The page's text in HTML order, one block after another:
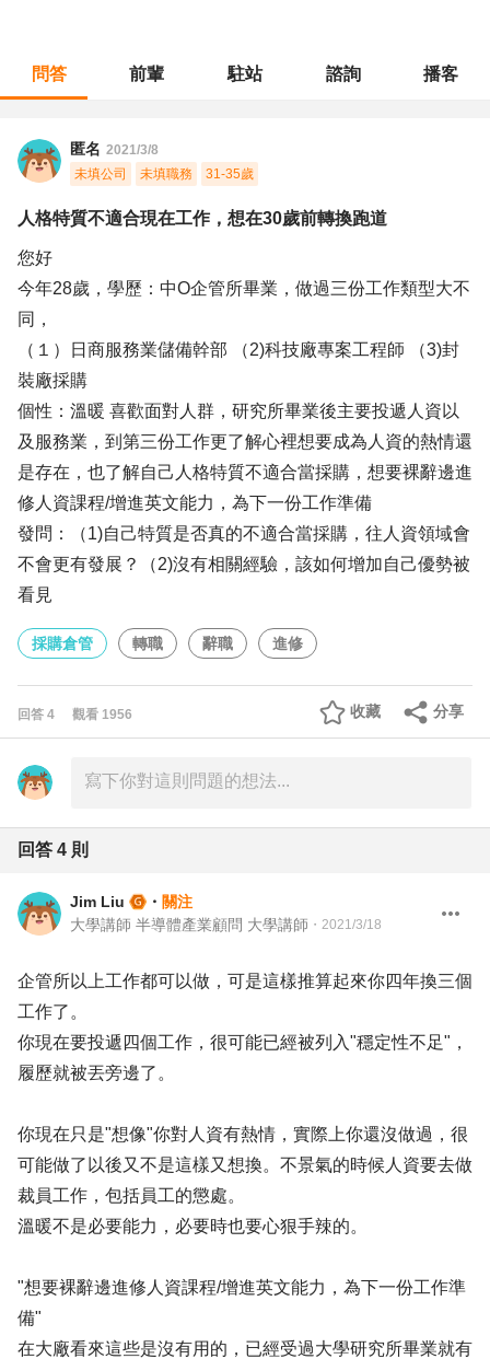
問答 前輩 駐站 諮詢 播客
匿名 2021/3/8
未填公司
未填職務 31-35歲
人格特質不適合現在工作，想在30歲前轉換跑道
您好
今年28歲，學歷：中O企管所畢業，做過三份工作類型大不
同，
（１）日商服務業儲備幹部 （2)科技廠專案工程師 （3)封
裝廠採購
個性：溫暖 喜歡面對人群，研究所畢業後主要投遞人資以
及服務業，到第三份工作更了解心裡想要成為人資的熱情還
是存在，也了解自己人格特質不適合當採購，想要裸辭邊進
修人資課程/增進英文能力，為下一份工作準備
發問：（1)自己特質是否真的不適合當採購，往人資領域會
不會更有發展？（2)沒有相關經驗，該如何增加自己優勢被
看見
採購倉管 轉職 辭職 進修
回答 4 觀看 1956 分享
收藏
回答 4 則
Jim Liu ・ 關注
大學講師 半導體產業顧問 大學講師 ・ 2021/3/18
企管所以上工作都可以做，可是這樣推算起來你四年換三個
工作了。
你現在要投遞四個工作，很可能已經被列入"穩定性不足"，
履歷就被丟旁邊了。
你現在只是"想像"你對人資有熱情，實際上你還沒做過，很
可能做了以後又不是這樣又想換。不景氣的時候人資要去做
裁員工作，包括員工的懲處。
溫暖不是必要能力，必要時也要心狠手辣的。
"想要裸辭邊進修人資課程/增進英文能力，為下一份工作準
備"
在大廠看來這些是沒有用的，已經受過大學研究所畢業就有